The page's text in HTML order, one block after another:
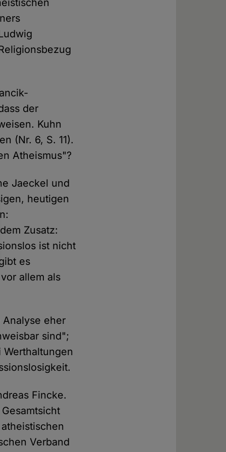
der
Kuhn
(Nr. 6, S. 11).
Atheismus"?
Jaeckel und
heutigen
Zusatz:
ist nicht
es
allem als
eher
sind";
Fincke.
Verband